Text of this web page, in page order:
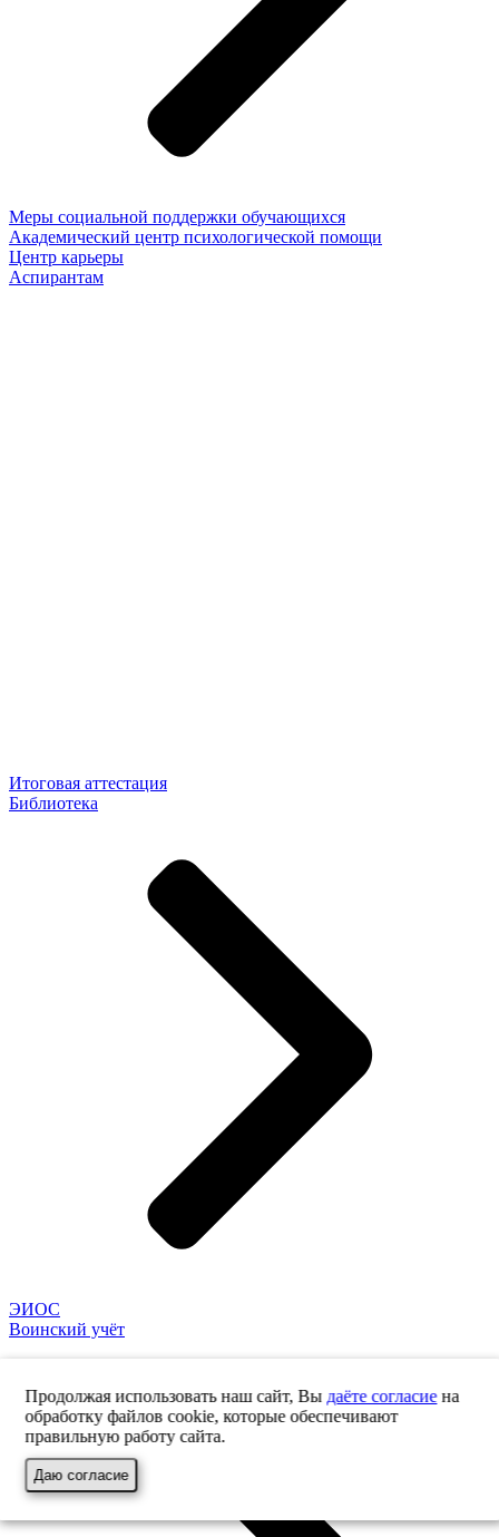
Меры социальной поддержки обучающихся
Академический центр психологической помощи
Центр карьеры
Аспирантам
Итоговая аттестация
Библиотека
ЭИОС
Воинский учёт
Продолжая использовать наш сайт, Вы даёте согласиена
обработку файлов cookie, которые обеспечивают
правильную работу сайта.
Даю согласие